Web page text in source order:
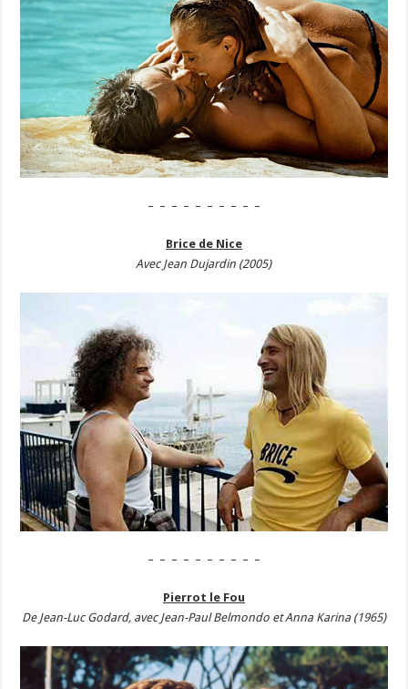
– – – – – – – – – –
Brice de Nice
Avec Jean Dujardin (2005)
– – – – – – – – – –
Pierrot le Fou
De Jean-Luc Godard, avec Jean-Paul Belmondo et Anna Karina (1965)